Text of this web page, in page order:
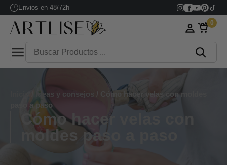
Envios en 48/72h
0
Ideas y consejos
/ Cómo hacer velas con moldes
paso a paso
Cómo hacer velas con
moldes paso a paso